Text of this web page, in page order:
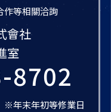
作等相關洽詢
會社
室
8702
※年末年初等修業日